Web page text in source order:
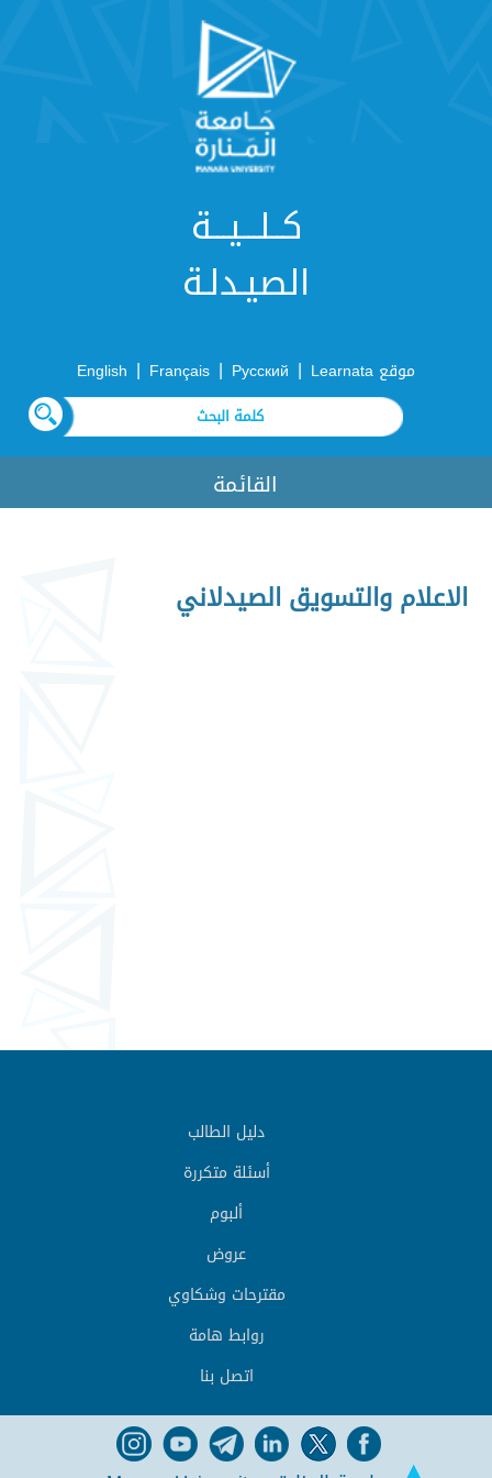
كــلـــيـــة
الصيـدلـة
موقع Learnata |
Русский
|
Français
|
English
القائمة
الاعلام والتسويق الصيدلاني
دليل الطالب
أسئلة متكررة
ألبوم
عروض
مقترحات وشكاوي
روابط هامة
اتصل بنا